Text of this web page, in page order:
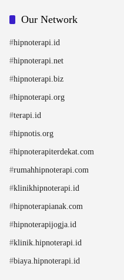
Our Network
#hipnoterapi.id
#hipnoterapi.net
#hipnoterapi.biz
#hipnoterapi.org
#terapi.id
#hipnotis.org
#hipnoterapiterdekat.com
#rumahhipnoterapi.com
#klinikhipnoterapi.id
#hipnoterapianak.com
#hipnoterapijogja.id
#klinik.hipnoterapi.id
#biaya.hipnoterapi.id